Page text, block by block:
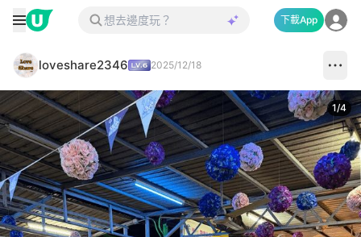
下載App
loveshare2346 2025/12/18
1/4